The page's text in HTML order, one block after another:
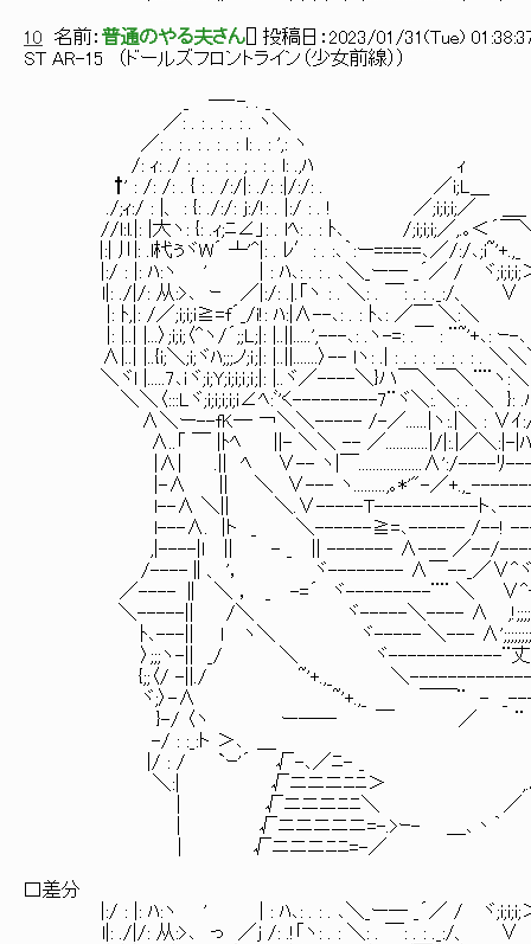
10 名前： 普通のやる夫さん ] 投稿日： 2023/01/31(Tue)
ST AR-15 （ドールズフロントライン（少女前線））
_ ─‐-. . _
／: . : . : . : . ヽ＼
／: . : . : . : . : l: . : ',: ヽ
/: ｨ: ./ : . : . : . ; . : . l: .,ﾊ ｨ
†' : /: /: . { : . /:/|: ./: :|/:/: . ／i;L＿
./;ｨ:/ : |、 : {: ./:/: j:/!: . |:/ : . ! ／;i;i;i;／ ＿_
//l:l.|: |大ヽ: {: .ｨ;ﾆ∠」: . lﾍ: . : ﾄ､ /;i;i;i;／,.｡＜´￣
|:| 川: .l杙ぅヾW´ ┴'^|: . ﾚ′: . :､｀:ー=====､／/:/､
|:/ : |: ﾊ:ヽ ' | : ﾊ､: . : . ､＼_ー─ _´／ / ヾ;i;i;i;
l|: ./|/: 从:>､ ｰ ／|:/: .|.「ヽ : . ＼: . ￣: . : ._:/、 ∨
|: ﾄ,|: /／;i;i;i≧=f´_/i!: ﾊ:|∧--､: . : ﾄ､: ／￣ ＼:＼
|: |..| |...〉;i;i;〈^ヽ/´;;L;|: |..||.....',---､: .ヽ-=: .￣ : ¨~'+､: ｰ-､
∧|..| |..{i;＼;i;ヾﾊ;;;ノ;ｉ;|: |..||.......〉-- lヽ: .| : . : . : . : . : . ＼＼
＼ヾl |.....7､ｉヾ;i;Y;i;i;ｉ;ｉ;|: |..ヾ／----＼}ハ￣＼￣＼¨¨ヽ:＼
＼＼〈:::Lヾ;i;i;i;i;i∠ﾍ:ﾞ'く---------7¨ヾ＼:.＼: . ＼ }: .
∧＼ー--fK─ ￢＼＼----- /-／......|ヽ:.|＼ : ∨ｲ
∧..「 ￣ |ﾄﾍ ||- ＼＼ -- ／............|/|:.|／＼:|-|ﾊ
|∧| .|| ﾍ ∨-- ヽ|￣..................∧':/----ﾘ---
|-∧ || ＼ ∨--- ヽ.........,｡*'"-／
l--∧ ＼|| ＼.∨-----T-----------ト､
l---∧. |ト _ ＼------≧=､------ /--!
,|----|l || - _ || ------- ∧--- ／--/-----
/----∥、 '， ヾ-------- ∧￣--_／∨^ヾ
／---- ∥ ＼ ， _ -=´ ヾ---------¨¨ ＼
＼-----|| /＼ ヾ-----＼---- ∧ ,!;;;;;;;;
ﾄ､---|| l ヽ＼ ヾ----- ＼---
〉;;;ヽ-|| _/ ＼ ヾ------------¨丈
{;;〈/ -||./ ~'+.,_ ＼-------------[
ヾ;〉-∧ ~'+.,_ ￣￣¨ -
}-/ 〈ヽ ー── ￣ ／ ¨ -
-/ : :_:ト ＞､ ＿
|/ : / `ｰ'´ √-､／ﾆ- _ _
＼:| √ニニニﾆﾆ＞ ,.｡
| √ニニニﾆﾆ＼ ／
| √ニニニニニ=-.>ｰ- ＿､丶｀
| √ニニニﾆﾆ=-／
口差分
|:/ : |: ﾊ:ヽ ' | : ﾊ､: . : . ､＼_ー─ _´／ / ヾ;i;i;i;
l|: ./|/: 从:>､ っ ／j /: .!「ヽ: . : ＼: . ￣: . : ._:/、 ∨